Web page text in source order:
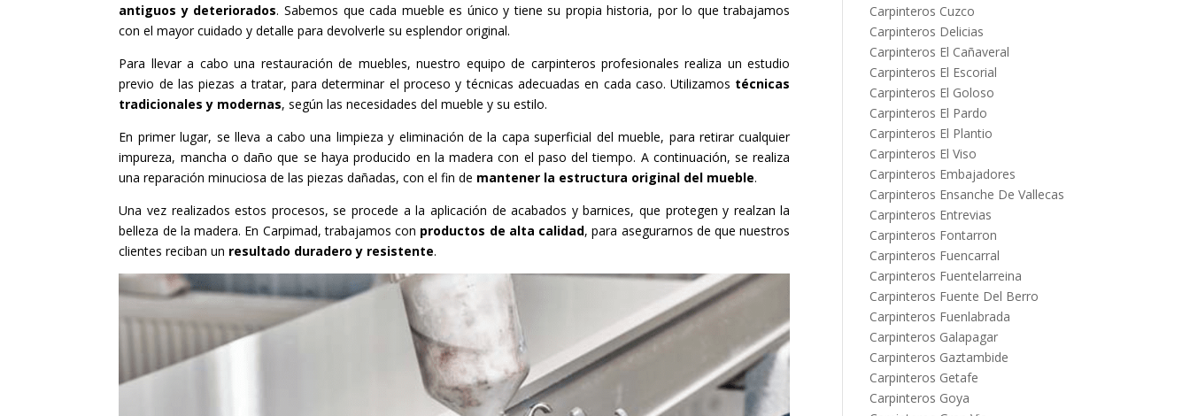
antiguos y deteriorados. Sabemos que cada mueble es único y tiene su propia historia, por lo que trabajamos
con el mayor cuidado y detalle para devolverle su esplendor original.
Para llevar a cabo una restauración de muebles, nuestro equipo de carpinteros profesionales realiza un estudio
previo de las piezas a tratar, para determinar el proceso y técnicas adecuadas en cada caso. Utilizamos técnicas
tradicionales y modernas, según las necesidades del mueble y su estilo.
En primer lugar, se lleva a cabo una limpieza y eliminación de la capa superficial del mueble, para retirar cualquier
impureza, mancha o daño que se haya producido en la madera con el paso del tiempo. A continuación, se realiza
una reparación minuciosa de las piezas dañadas, con el fin de mantener la estructura original del mueble.
Una vez realizados estos procesos, se procede a la aplicación de acabados y barnices, que protegen y realzan la
belleza de la madera. En Carpimad, trabajamos con productos de alta calidad, para asegurarnos de que nuestros
clientes reciban un resultado duradero y resistente.
Carpinteros Cuzco
Carpinteros Delicias
Carpinteros El Cañaveral
Carpinteros El Escorial
Carpinteros El Goloso
Carpinteros El Pardo
Carpinteros El Plantio
Carpinteros El Viso
Carpinteros Embajadores
Carpinteros Ensanche De Vallecas
Carpinteros Entrevias
Carpinteros Fontarron
Carpinteros Fuencarral
Carpinteros Fuentelarreina
Carpinteros Fuente Del Berro
Carpinteros Fuenlabrada
Carpinteros Galapagar
Carpinteros Gaztambide
Carpinteros Getafe
Carpinteros Goya